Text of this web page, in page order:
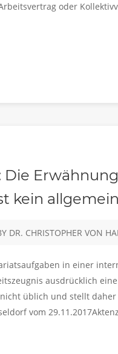
oder
kein
DR. CHRISTOPHER VON
in einer
ausdrücklich
üblich und stellt
vom